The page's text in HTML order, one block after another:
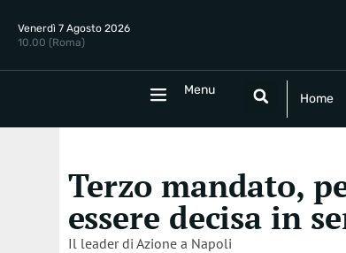
Venerdì 7 Agosto 2026
10.00 (Roma)
Menu
Home
Home Campania
Terzo mandato,
essere decisa in
Il leader di Azione a Napoli